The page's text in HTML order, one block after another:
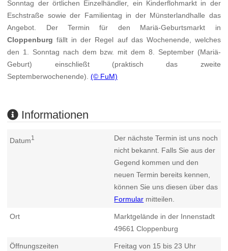
Sonntag der örtlichen Einzelhändler, ein Kinderflohmarkt in der
Eschstraße sowie der Familientag in der Münsterlandhalle das
Angebot. Der Termin für den Mariä-Geburtsmarkt in
Cloppenburg fällt in der Regel auf das Wochenende, welches
den 1. Sonntag nach dem bzw. mit dem 8. September (Mariä-
Geburt) einschließt (praktisch das zweite
Septemberwochenende).(© FuM)
Informationen
Datum1
Der nächste Termin ist uns noch
nicht bekannt. Falls Sie aus der
Gegend kommen und den
neuen Termin bereits kennen,
können Sie uns diesen über das
Formular mitteilen.
Ort
Marktgelände in der Innenstadt
49661 Cloppenburg
Öffnungszeiten
Freitag von 15 bis 23 Uhr